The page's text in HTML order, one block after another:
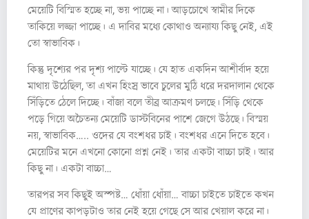
মেয়েটি বিস্মিত হচ্ছে না, ভয় পাচ্ছে না। আড়চোখে স্বামীর দিকে
তাকিয়ে লজ্জা পাচ্ছে। এ দাবির মধ্যে কোথাও অন্যায্য কিছু নেই, এই
তো স্বাভাবিক।
কিন্তু দৃশ্যের পর দৃশ্য পাল্টে যাচ্ছে। যে হাত একদিন আশীর্বাদ হয়ে
মাথায় উঠেছিল, তা এখন হিংস্র ভাবে চুলের মুঠি ধরে দরদালান থেকে
সিঁড়িতে ঠেলে দিচ্ছে। বাঁজা বলে তীব্র আক্রমণ চলছে। সিঁড়ি থেকে
পড়ে গিয়ে অচৈতন্য মেয়েটি ডাস্টবিনের পাশে জেগে উঠছে। বিস্ময়
নয়, স্বাভাবিক….. ওদের যে বংশধর চাই। বংশধর এনে দিতে হবে।
মেয়েটির মনে এখনো কোনো প্রশ্ন নেই। তার একটা বাচ্চা চাই। আর
কিছু না। একটা বাচ্চা…
তারপর সব কিছুই অস্পষ্ট… ধোঁয়া ধোঁয়া… বাচ্চা চাইতে চাইতে কখন
যে প্রাণের কাপড়টাও তার নেই হয়ে গেছে সে আর খেয়াল করে না।